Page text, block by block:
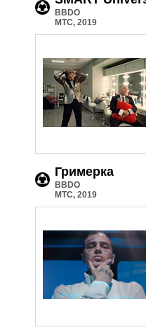
BBDO
МТС, 2019
Гримерка
BBDO
МТС, 2019